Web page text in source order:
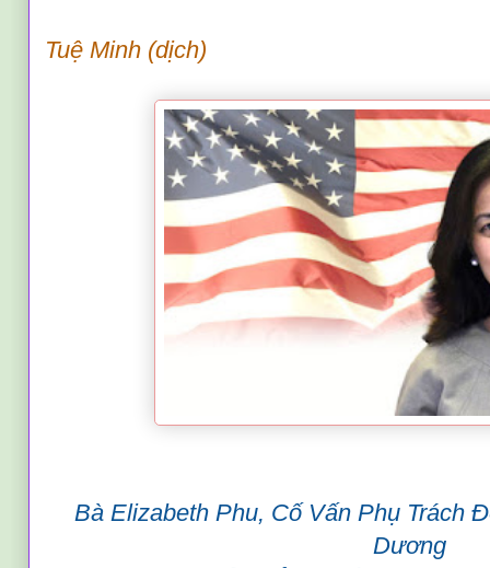
Tuệ Minh (dịch)
Bà Elizabeth Phu, Cố Vấn Phụ Trách
Dương